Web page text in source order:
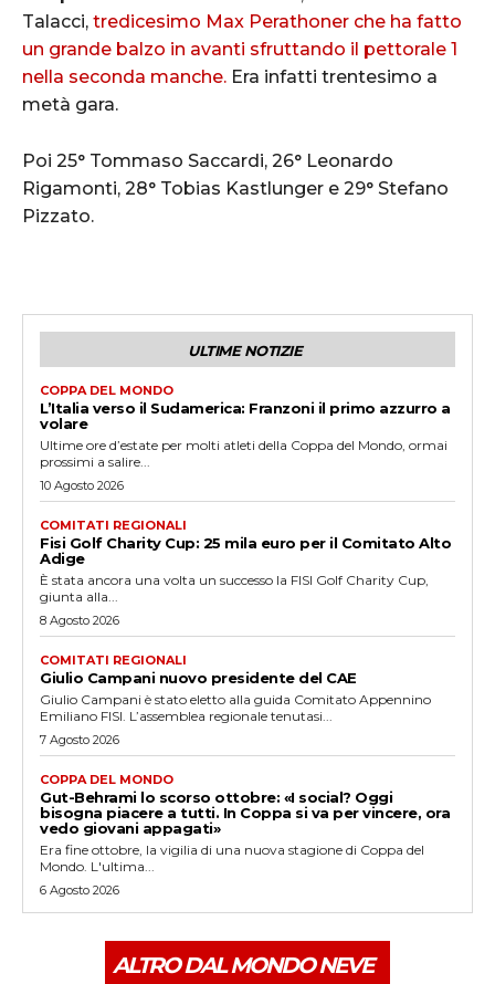
Talacci, tredicesimo Max Perathoner che ha fatto
un grande balzo in avanti sfruttando il pettorale 1
nella seconda manche. Era infatti trentesimo a
metà gara.
Poi 25° Tommaso Saccardi, 26° Leonardo
Rigamonti, 28° Tobias Kastlunger e 29° Stefano
Pizzato.
ULTIME NOTIZIE
COPPA DEL MONDO
L’Italia verso il Sudamerica: Franzoni il primo azzurro a
volare
Ultime ore d’estate per molti atleti della Coppa del Mondo, ormai
prossimi a salire...
10 Agosto 2026
COMITATI REGIONALI
Fisi Golf Charity Cup: 25 mila euro per il Comitato Alto
Adige
È stata ancora una volta un successo la FISI Golf Charity Cup,
giunta alla...
8 Agosto 2026
COMITATI REGIONALI
Giulio Campani nuovo presidente del CAE
Giulio Campani è stato eletto alla guida Comitato Appennino
Emiliano FISI. L’assemblea regionale tenutasi...
7 Agosto 2026
COPPA DEL MONDO
Gut-Behrami lo scorso ottobre: «I social? Oggi
bisogna piacere a tutti. In Coppa si va per vincere, ora
vedo giovani appagati»
Era fine ottobre, la vigilia di una nuova stagione di Coppa del
Mondo. L'ultima...
6 Agosto 2026
ALTRO DAL MONDO NEVE